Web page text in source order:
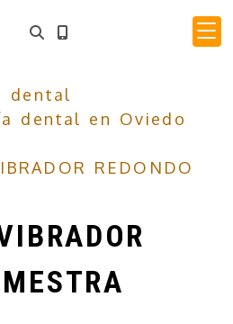
dental
dental en Oviedo
REDONDO